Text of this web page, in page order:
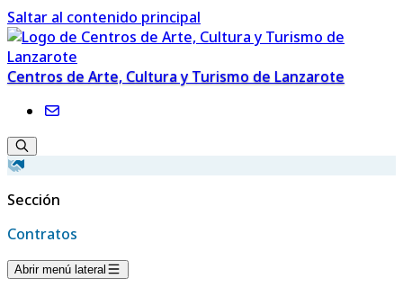
Saltar al contenido principal
Centros de Arte, Cultura y Turismo de Lanzarote
Sección
Contratos
Abrir menú lateral